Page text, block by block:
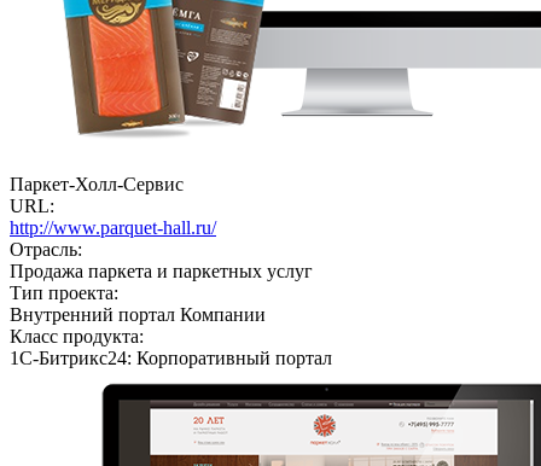
Паркет-Холл-Сервис
URL:
http://www.parquet-hall.ru/
Отрасль:
Продажа паркета и паркетных услуг
Тип проекта:
Внутренний портал Компании
Класс продукта:
1С-Битрикс24: Корпоративный портал